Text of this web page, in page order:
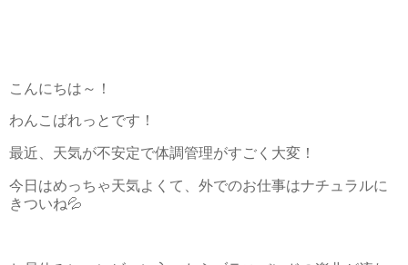
こんにちは～！
わんこばれっとです！
最近、天気が不安定で体調管理がすごく大変！
今日はめっちゃ天気よくて、外でのお仕事はナチュラルに
きついね💦